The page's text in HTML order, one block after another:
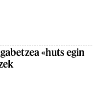
«huts egin